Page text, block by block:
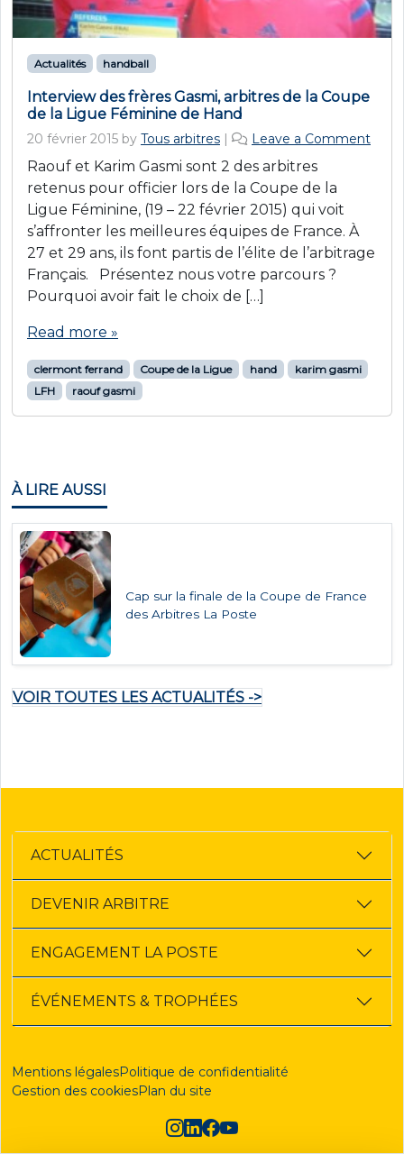
Actualités handball
Interview des frères Gasmi, arbitres de la Coupe
de la Ligue Féminine de Hand
20 février 2015 by Tous arbitres | Leave a Comment
Raouf et Karim Gasmi sont 2 des arbitres
retenus pour officier lors de la Coupe de la
Ligue Féminine, (19 – 22 février 2015) qui voit
s’affronter les meilleures équipes de France. À
27 et 29 ans, ils font partis de l’élite de l’arbitrage
Français. Présentez nous votre parcours ?
Pourquoi avoir fait le choix de […]
Read more »
clermont ferrand Coupe de la Ligue hand
karim gasmi
LFH
raouf gasmi
À LIRE AUSSI
Cap sur la finale de la Coupe de France
des Arbitres La Poste
VOIR TOUTES LES ACTUALITÉS ->
ACTUALITÉS
DEVENIR ARBITRE
ENGAGEMENT LA POSTE
ÉVÉNEMENTS & TROPHÉES
Mentions légalesPolitique de confidentialité
Gestion des cookiesPlan du site